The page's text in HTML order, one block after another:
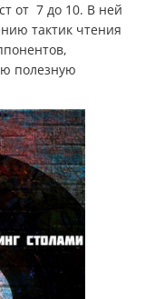
от 7 до 10. В ней
тактик чтения
полезную